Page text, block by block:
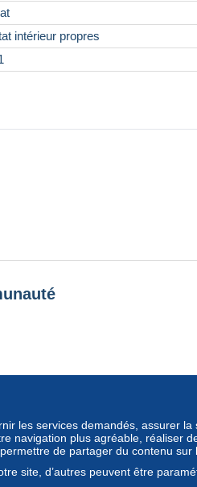
intérieur propres
les services demandés, assurer la
navigation plus agréable, réaliser
de partager du contenu sur
site, d’autres peuvent être
standard